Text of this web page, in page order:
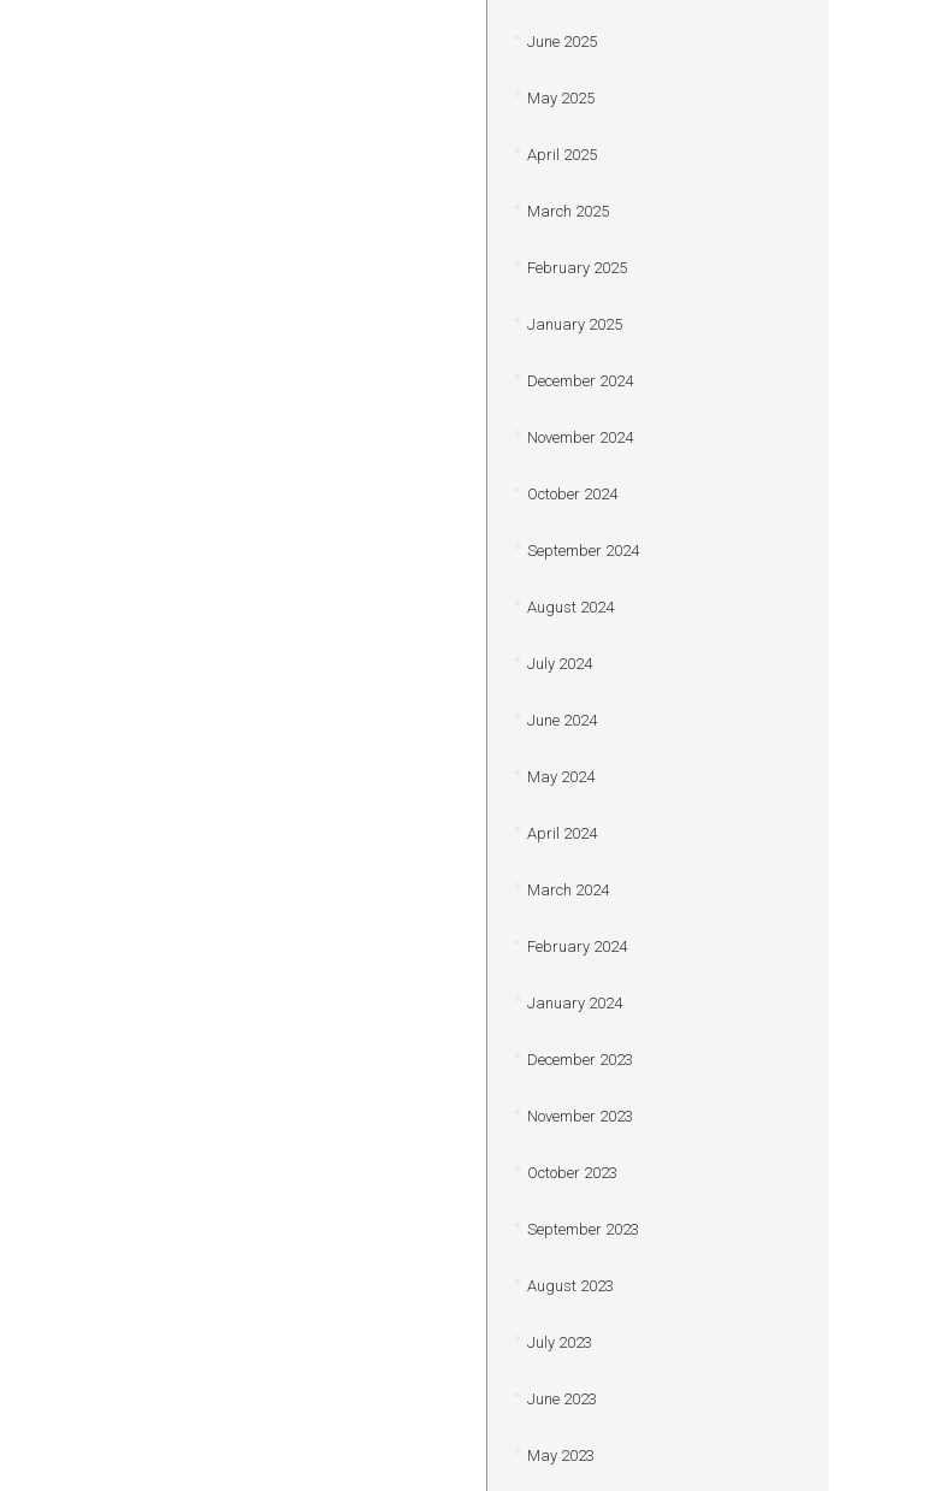
June 2025
May 2025
April 2025
March 2025
February 2025
January 2025
December 2024
November 2024
October 2024
September 2024
August 2024
July 2024
June 2024
May 2024
April 2024
March 2024
February 2024
January 2024
December 2023
November 2023
October 2023
September 2023
August 2023
July 2023
June 2023
May 2023